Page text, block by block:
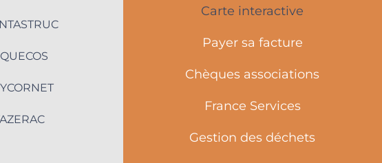
Carte interactive
Payer sa facture
Chèques associations
France Services
Gestion des déchets